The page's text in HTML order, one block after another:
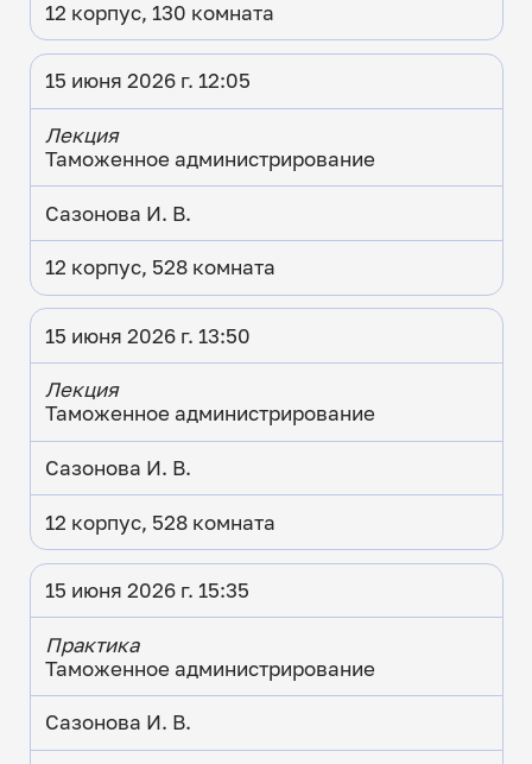
12 корпус, 130 комната
15 июня 2026 г. 12:05
Лекция
Таможенное администрирование
Сазонова И. В.
12 корпус, 528 комната
15 июня 2026 г. 13:50
Лекция
Таможенное администрирование
Сазонова И. В.
12 корпус, 528 комната
15 июня 2026 г. 15:35
Практика
Таможенное администрирование
Сазонова И. В.